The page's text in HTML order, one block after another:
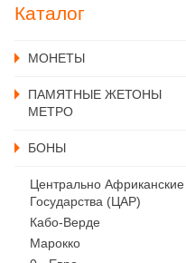
Каталог
MОНЕТЫ
ПАМЯТНЫЕ ЖЕТОНЫ
МЕТРО
БОНЫ
Центрально Африканские
Государства (ЦАР)
Кабо-Верде
Марокко